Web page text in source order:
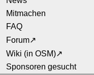
Mitmachen
FAQ
Forum
Wiki (in OSM)
Sponsoren gesucht